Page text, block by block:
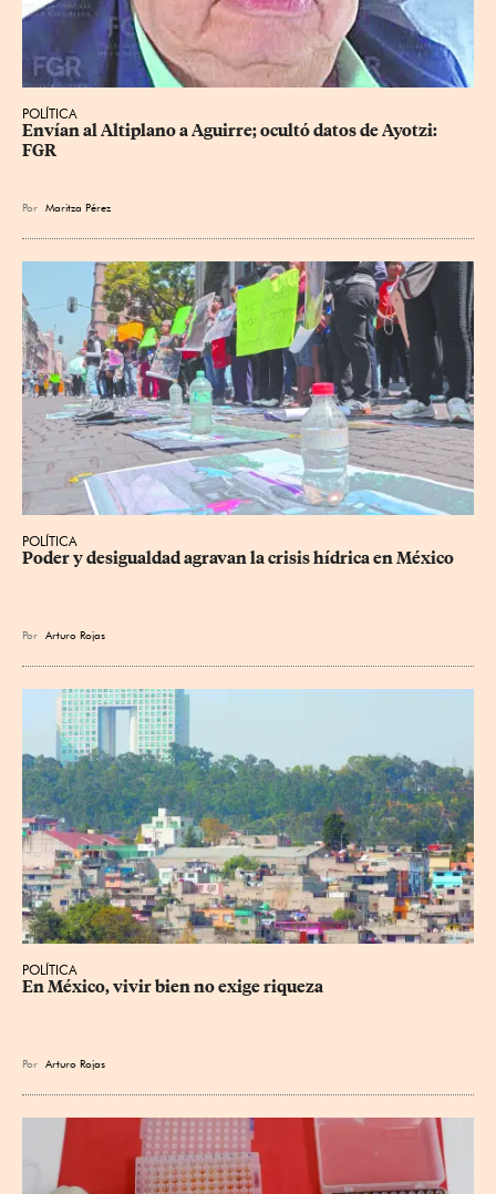
POLÍTICA
Envían al Altiplano a Aguirre; ocultó datos de Ayotzi:
FGR
Por Maritza Pérez
POLÍTICA
Poder y desigualdad agravan la crisis hídrica en México
Por Arturo Rojas
POLÍTICA
En México, vivir bien no exige riqueza
Por Arturo Rojas